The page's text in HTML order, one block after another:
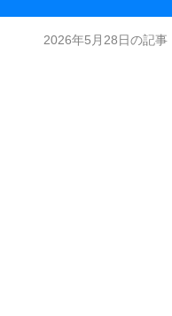
2026年5月28日の記事